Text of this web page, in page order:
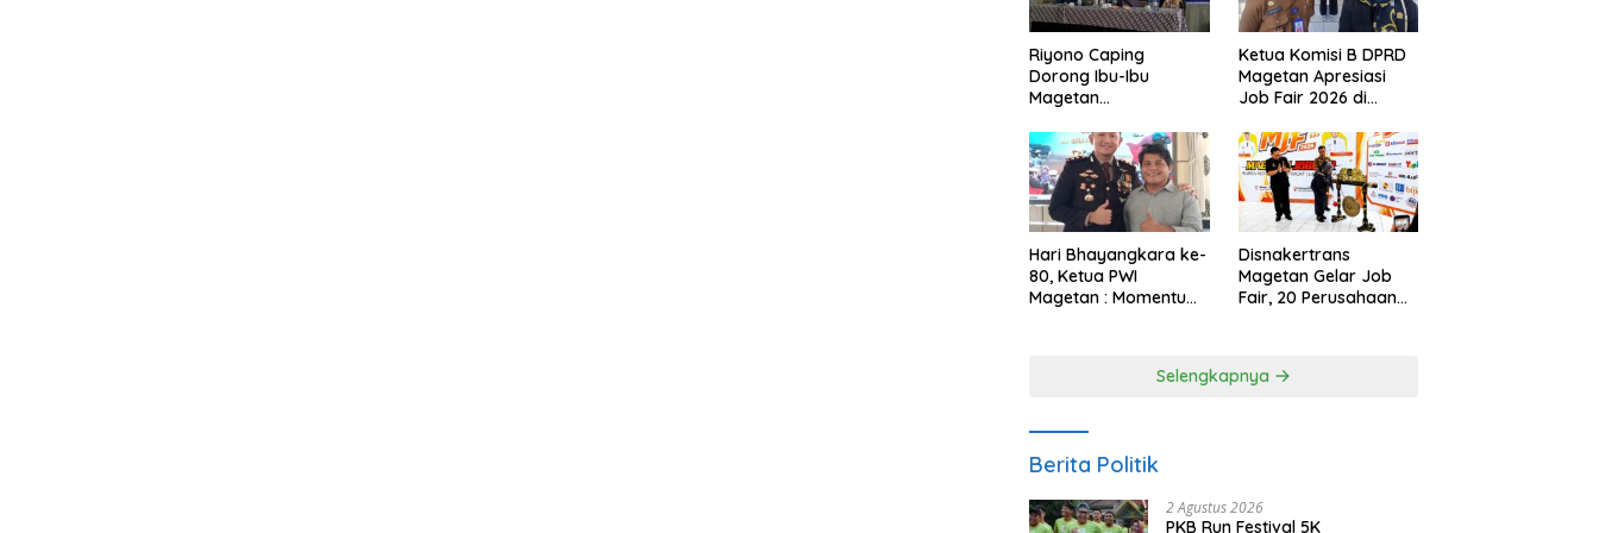
Riyono Caping
Dorong Ibu-Ibu
Magetan
Ikan, Perkuat Budaya
Gemar Makan Ikan
Ketua Komisi B DPRD
Magetan Apresiasi
Job Fair 2026 di
Anggaran
Hari Bhayangkara ke-
80, Ketua PWI
Magetan : Momentum
Disnakertrans
Magetan Gelar Job
Fair, 20 Perusahaan
Selengkapnya
Berita Politik
2 Agustus 2026
PKB Run Festival 5K